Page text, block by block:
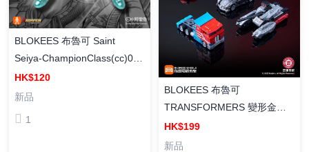
BLOKEES 布魯可 Saint
Seiya-ChampionClass(cc)09-
Dragon Shiryu [超越版] 聖鬥
士星矢CC09 天龍座 紫龍 組裝
HK$120
新品
1
BLOKEES 布魯可
TRANSFORMERS 變形金剛
汽車領袖 積木車C01 盲盒 (
Box Of 12 )
HK$199
新品